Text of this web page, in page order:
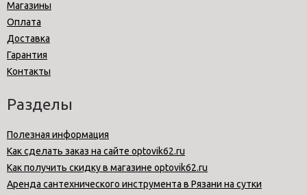
Магазины
Оплата
Доставка
Гарантия
Контакты
Разделы
Полезная информация
Как сделать заказ на сайте optovik62.ru
Как получить скидку в магазине optovik62.ru
Аренда сантехнического инструмента в Рязани на сутки